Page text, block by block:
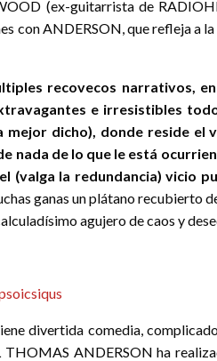
(ex-guitarrista de
con ANDERSON, que refleja a
recovecos narrativos,
e irresistibles
mejor dicho), donde reside
nada de lo que le está
(valga la redundancia) vicio
ganas un plátano recubierto
agujero de caos y
divertida comedia,
THOMAS ANDERSON ha